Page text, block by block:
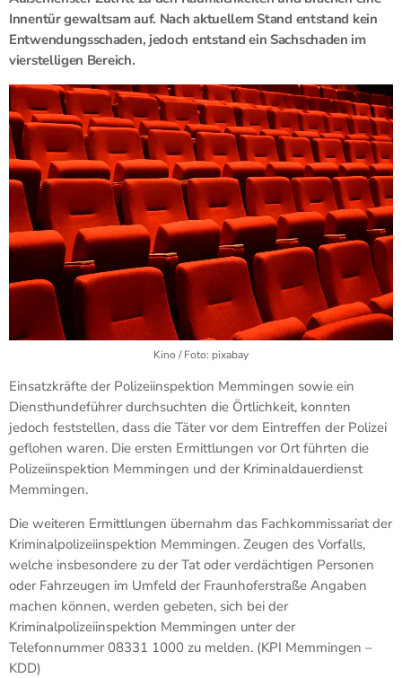
Innentür gewaltsam auf. Nach aktuellem Stand entstand kein
Entwendungsschaden, jedoch entstand ein Sachschaden im
vierstelligen Bereich.
Kino / Foto: pixabay
Einsatzkräfte der Polizeiinspektion Memmingen sowie ein
Diensthundeführer durchsuchten die Örtlichkeit, konnten
jedoch feststellen, dass die Täter vor dem Eintreffen der Polizei
geflohen waren. Die ersten Ermittlungen vor Ort führten die
Polizeiinspektion Memmingen und der Kriminaldauerdienst
Memmingen.
Die weiteren Ermittlungen übernahm das Fachkommissariat der
Kriminalpolizeiinspektion Memmingen. Zeugen des Vorfalls,
welche insbesondere zu der Tat oder verdächtigen Personen
oder Fahrzeugen im Umfeld der Fraunhoferstraße Angaben
machen können, werden gebeten, sich bei der
Kriminalpolizeiinspektion Memmingen unter der
Telefonnummer 08331 1000 zu melden. (KPI Memmingen –
KDD)